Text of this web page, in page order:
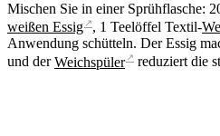
Mischen Sie in einer Sprühflasche:
weißen Essig ↗, 1 Teelöffel Textil-
Anwendung schütteln. Der Essig
und derWeichspüler ↗ reduziert die